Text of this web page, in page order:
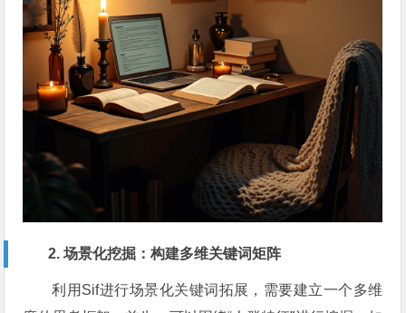
2. 场景化挖掘：构建多维关键词矩阵
利用Sif进行场景化关键词拓展，需要建立一个多维